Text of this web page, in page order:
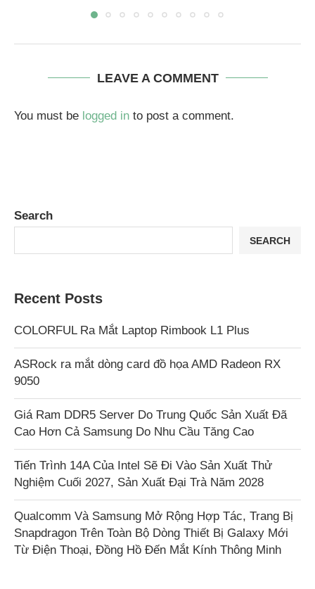
LEAVE A COMMENT
You must be logged in to post a comment.
Search
SEARCH
Recent Posts
COLORFUL Ra Mắt Laptop Rimbook L1 Plus
ASRock ra mắt dòng card đồ họa AMD Radeon RX
9050
Giá Ram DDR5 Server Do Trung Quốc Sản Xuất Đã
Cao Hơn Cả Samsung Do Nhu Cầu Tăng Cao
Tiến Trình 14A Của Intel Sẽ Đi Vào Sản Xuất Thử
Nghiệm Cuối 2027, Sản Xuất Đại Trà Năm 2028
Qualcomm Và Samsung Mở Rộng Hợp Tác, Trang Bị
Snapdragon Trên Toàn Bộ Dòng Thiết Bị Galaxy Mới
Từ Điện Thoại, Đồng Hồ Đến Mắt Kính Thông Minh